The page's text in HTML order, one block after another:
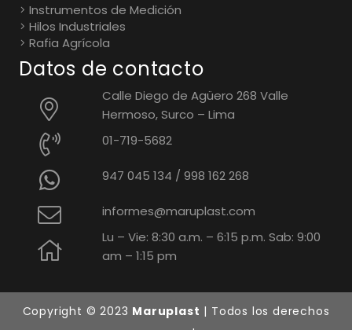
Instrumentos de Medición
Hilos Industriales
Rafia Agrícola
Datos de contacto
Calle Diego de Agüero 268 Valle
Hermoso, Surco – Lima
01-719-5682
947 045 134 / 998 162 268
informes@maruplast.com
Lu – Vie: 8:30 a.m. – 6:15 p.m. Sab: 9:00
am – 1:15 pm
Copyright © 2023 Maruplast | Todos los derechos